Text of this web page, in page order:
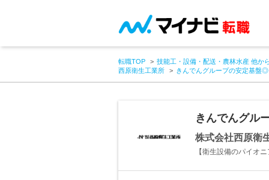
転職TOP
技能工・設備・配送・農林水産 他か
西原衛生工業所
きんでんグループの安定基盤
きんでんグル
株式会社西原衛
【衛生設備のパイオ